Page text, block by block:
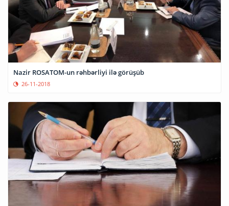
Nazir ROSATOM-un rəhbərliyi ilə görüşüb
26-11-2018